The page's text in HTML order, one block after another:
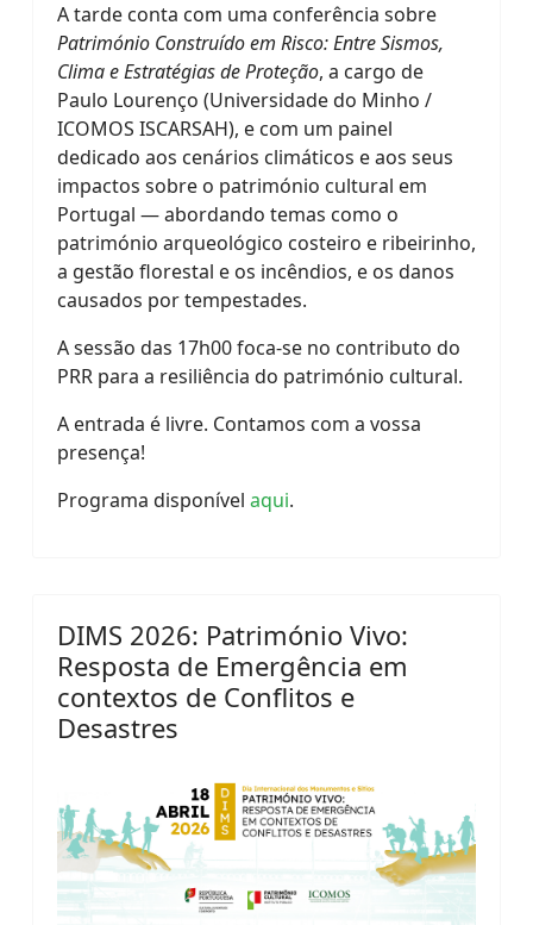
A tarde conta com uma conferência sobre
Património Construído em Risco: Entre Sismos,
Clima e Estratégias de Proteção, a cargo de
Paulo Lourenço (Universidade do Minho /
ICOMOS ISCARSAH), e com um painel
dedicado aos cenários climáticos e aos seus
impactos sobre o património cultural em
Portugal — abordando temas como o
património arqueológico costeiro e ribeirinho,
a gestão florestal e os incêndios, e os danos
causados por tempestades.
A sessão das 17h00 foca-se no contributo do
PRR para a resiliência do património cultural.
A entrada é livre. Contamos com a vossa
presença!
Programa disponível aqui.
DIMS 2026: Património Vivo:
Resposta de Emergência em
contextos de Conflitos e
Desastres